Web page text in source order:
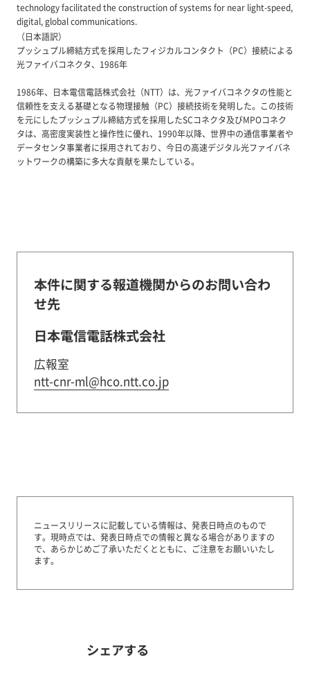
technology facilitated the construction of systems for near light-speed,
digital, global communications.
（日本語訳）
プッシュプル締結方式を採用したフィジカルコンタクト（PC）接続による
光ファイバコネクタ、1986年
1986年、日本電信電話株式会社（NTT）は、光ファイバコネクタの性能と
信頼性を支える基礎となる物理接触（PC）接続技術を発明した。この技術
を元にしたプッシュプル締結方式を採用したSCコネクタ及びMPOコネク
タは、高密度実装性と操作性に優れ、1990年以降、世界中の通信事業者や
データセンタ事業者に採用されており、今日の高速デジタル光ファイバネ
ットワークの構築に多大な貢献を果たしている。
本件に関する報道機関からのお問い合わ
せ先
日本電信電話株式会社
広報室
ntt-cnr-ml@hco.ntt.co.jp
ニュースリリースに記載している情報は、発表日時点のもので
す。 現時点では、発表日時点での情報と異なる場合がありますの
で、あらかじめご了承いただくとともに、ご注意をお願いいたし
ます。
シェアする